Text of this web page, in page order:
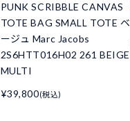
PUNK SCRIBBLE CANVAS
TOTE BAG SMALL TOTE ベ
ージュ Marc Jacobs
2S6HTT016H02 261 BEIGE
MULTI
¥39,800(税込)